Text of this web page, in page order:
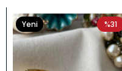
%31
Yeni
Ürün